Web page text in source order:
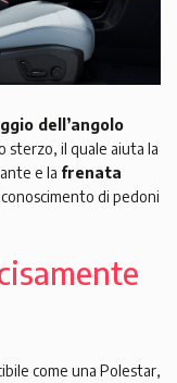
dell’angolo
sterzo, il quale aiuta la
e la frenata
di pedoni
come una Polestar,